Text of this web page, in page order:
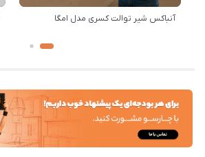
آنباکس شیر توالت کسری مدل امگا